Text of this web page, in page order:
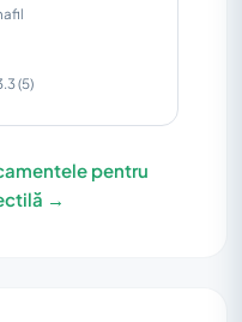
(5)
pentru
→